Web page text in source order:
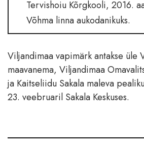
Tervishoiu Kõrgkooli, 2016.
Võhma linna aukodanikuks.
Viljandimaa vapimärk antakse üle
maavanema, Viljandimaa
ja Kaitseliidu Sakala maleva
23. veebruaril Sakala Keskuses.